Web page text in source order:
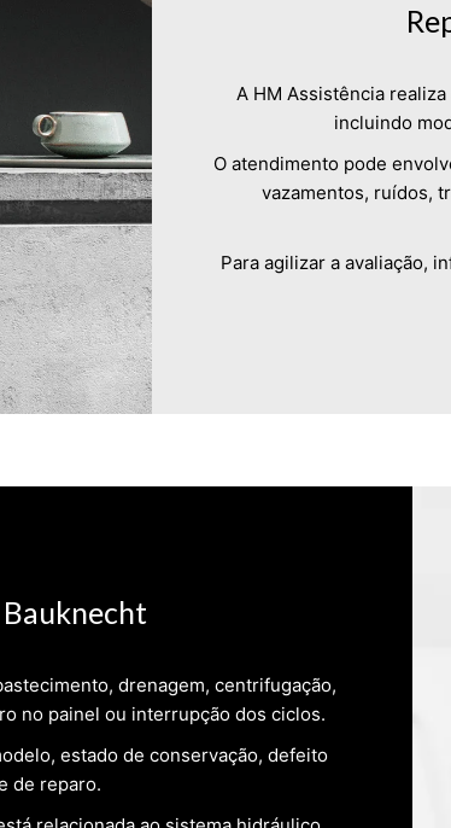
A HM Assistência
incluindo
O atendimento pode
vazamentos, ruídos,
Para agilizar a avaliação,
drenagem, centrifugação,
no painel ou interrupção dos ciclos.
estado de conservação, defeito
de reparo.